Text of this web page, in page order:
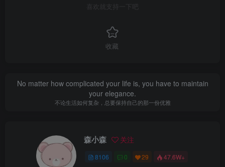
喜欢就支持一下吧
收藏
No matter how complicated your life is, you have to maintain
your elegance.
不论生活如何复杂，总要保持自己的那一份优雅
森小森 关注
8106 0 29 47.6W+